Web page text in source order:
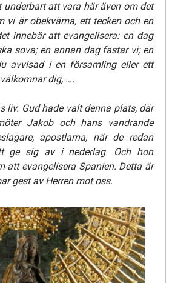
att vara här även om det
vi är obekväma, ett tecken och en
innebär att evangelisera: en dag
sova; en annan dag fastar vi; en
avvisad i en församling eller ett
dig, ….
liv. Gud hade valt denna plats, där
Jakob och hans vandrande
apostlarna, när de redan
ge sig av i nederlag. Och hon
att evangelisera Spanien. Detta är
gest av Herren mot oss.